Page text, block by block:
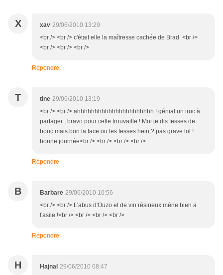
X xav 29/06/2010 13:29
<br /> <br /> c'était elle la maîtresse cachée de Brad <br />
<br /> <br /> <br />
Répondre
T tine 29/06/2010 13:19
<br /> <br /> ahhhhhhhhhhhhhhhhhhhhhh ! génial un truc à
partager , bravo pour cette trouvaille ! Moi je dis fesses de
bouc mais bon la face ou les fesses hein,? pas grave lol !
bonne journée<br /> <br /> <br /> <br />
Répondre
B Barbare 29/06/2010 10:56
<br /> <br /> L'abus d'Ouzo et de vin résineux mène bien a
l'asile !<br /> <br /> <br /> <br />
Répondre
H Hajnal 29/06/2010 08:47